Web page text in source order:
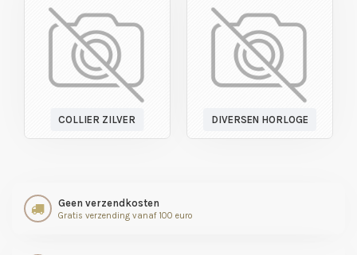
COLLIER ZILVER DIVERSEN HORLOGE
Geen verzendkosten
Gratis verzending vanaf 100 euro